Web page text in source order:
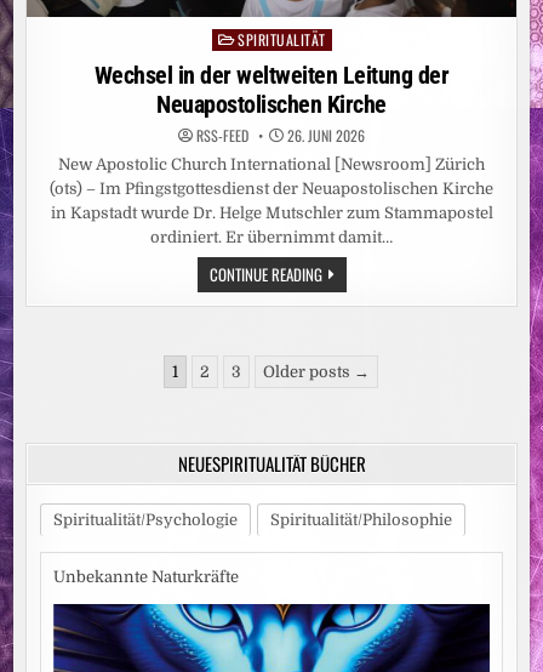
Posted
in
SPIRITUALITÄT
Wechsel in der weltweiten Leitung der
Neuapostolischen Kirche
RSS-FEED 26. JUNI 2026
New Apostolic Church International [Newsroom] Zürich
(ots) – Im Pfingstgottesdienst der Neuapostolischen Kirche
in Kapstadt wurde Dr. Helge Mutschler zum Stammapostel
ordiniert. Er übernimmt damit…
CONTINUE READINGWECHSEL
IN
DER
NEUAPOSTOLISCHEN
KIRCHE
Seitennummerierung
Beiträge
1 2 3 Older posts →
NEUESPIRITUALITÄT BÜCHER
Spiritualität/Psychologie Spiritualität/Philosophie
Unbekannte Naturkräfte